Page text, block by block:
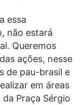
essa
não estará
Queremos
ações, nesse
de pau-brasil e
em áreas
Praça Sérgio